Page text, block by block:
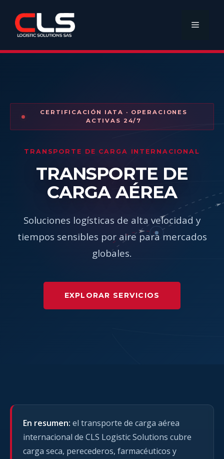
CERTIFICACIÓN IATA · OPERACIONES
ACTIVAS 24/7
TRANSPORTE DE CARGA INTERNACIONAL
TRANSPORTE DE
CARGA AÉREA
Soluciones logísticas de alta velocidad y
tiempos sensibles por aire para mercados
globales.
EXPLORAR SERVICIOS
En resumen: el transporte de carga aérea
internacional de CLS Logistic Solutions cubre
carga seca, perecederos, farmacéuticos y